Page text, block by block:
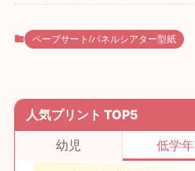
ペープサート/パネルシアター型紙
人気プリント TOP5
幼児
低学年